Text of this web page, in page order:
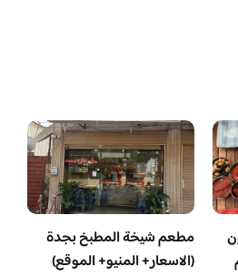
مطعم شيخة المطبخ بجدة
(الاسعار+ المنيو+ الموقع)